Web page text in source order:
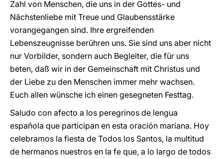
Zahl von Menschen, die uns in der Gottes- und
Nächstenliebe mit Treue und Glaubensstärke
vorangegangen sind. Ihre ergreifenden
Lebenszeugnisse berühren uns. Sie sind uns aber nicht
nur Vorbilder, sondern auch Begleiter, die für uns
beten, daß wir in der Gemeinschaft mit Christus und
der Liebe zu den Menschen immer mehr wachsen.
Euch allen wünsche ich einen gesegneten Festtag.
Saludo con afecto a los peregrinos de lengua
española que participan en esta oración mariana. Hoy
celebramos la fiesta de Todos los Santos, la multitud
de hermanos nuestros en la fe que, a lo largo de todos